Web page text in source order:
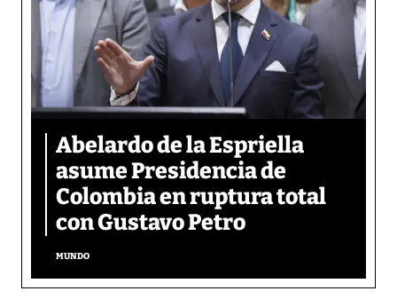
Abelardo de la Espriella
asume Presidencia de
Colombia en ruptura total
con Gustavo Petro
MUNDO